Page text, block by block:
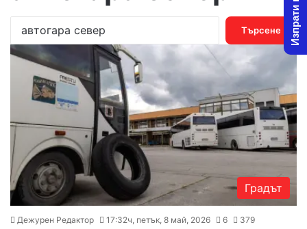
Т
ъ
н
е
з
:
Градът
Дежурен Редактор 17:32ч, петък, 8 май, 2026 6 379